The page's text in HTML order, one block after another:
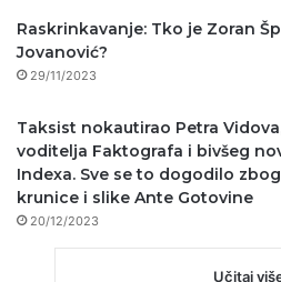
Raskrinkavanje: Tko je Zoran
Jovanović?
29/11/2023
Taksist nokautirao Petra
voditelja Faktografa i bivšeg
Indexa. Sve se to dogodilo zbog
krunice i slike Ante Gotovine
20/12/2023
Učitaj